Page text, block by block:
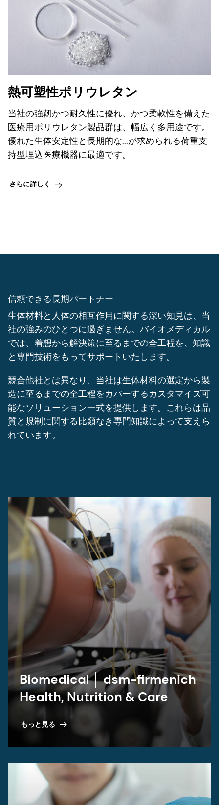
熱可塑性ポリウレタン
当社の強靭かつ耐久性に優れ、かつ柔軟性を備えた
医療用ポリウレタン製品群は、幅広く多用途です。
優れた生体安定性と長期的な...が求められる荷重支
持型埋込医療機器に最適です。
さらに詳しく
信頼できる長期パートナー
生体材料と人体の相互作用に関する深い知見は、当
社の強みのひとつに過ぎません。バイオメディカル
では、着想から解決策に至るまでの全工程を、知識
と専門技術をもってサポートいたします。
競合他社とは異なり、当社は生体材料の選定から製
造に至るまでの全工程をカバーするカスタマイズ可
能なソリューション一式を提供します。これらは品
質と規制に関する比類なき専門知識によって支えら
れています。
Biomedical │ dsm-firmenich
Health, Nutrition & Care
もっと見る